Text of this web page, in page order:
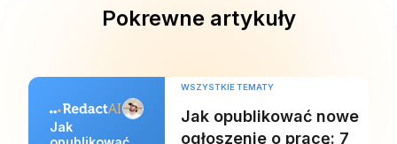
Pokrewne artykuły
Jak
WSZYSTKIE TEMATY
Jak opublikować nowe
ogłoszenie o pracę: 7